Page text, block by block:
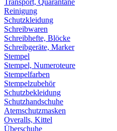
Reinigung
Schutzkleidung
Schreibwaren
Schreibhefte, Blöcke
Schreibgeräte, Marker
Stempel
Stempel, Numeroteure
Stempelfarben
Stempelzubehör
Schutzbekleidung
Schutzhandschuhe
Atemschutzmasken
Overalls, Kittel
Überschuhe